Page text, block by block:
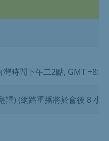
灣時間下午二2點, GMT
譯) (網路重播將於會後 8 小